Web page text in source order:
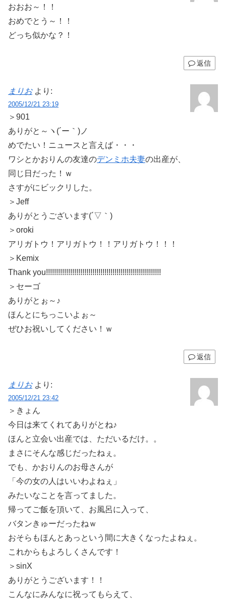
おおお～！！
おめでとう～！！
どっち似かな？！
返信
まりお より:
2005/12/21 23:19
＞901
ありがと～ヽ(´ー｀)ノ
めでたい！ニュースと言えば・・・
ワシとかおりんの友達のデンミホ夫妻の出産が、
同じ日だった！ｗ
さすがにビックリした。
＞Jeff
ありがとうございます(´▽｀)
＞oroki
アリガトウ！アリガトウ！！アリガトウ！！！
＞Kemix
Thank you!!!!!!!!!!!!!!!!!!!!!!!!!!!!!!!!!!!!!!!!!!!!!!!!!!!!!!!!!
＞セーゴ
ありがとぉ～♪
ほんとにちっこいよぉ～
ぜひお祝いしてください！ｗ
返信
まりお より:
2005/12/21 23:42
＞きょん
今日は来てくれてありがとね♪
ほんと立会い出産では、ただいるだけ。。
まさにそんな感じだったねぇ。
でも、かおりんのお母さんが
「今の女の人はいいわよねぇ」
みたいなことを言ってました。
帰ってご飯を頂いて、お風呂に入って、
バタンきゅーだったねｗ
おそらもほんとあっという間に大きくなったよねぇ。
これからもよろしくさんです！
＞sinX
ありがとうございます！！
こんなにみんなに祝ってもらえて、